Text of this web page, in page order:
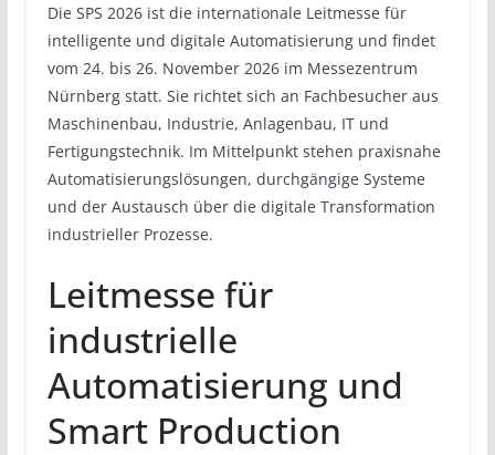
Die SPS 2026 ist die internationale Leitmesse für
intelligente und digitale Automatisierung und findet
vom 24. bis 26. November 2026 im Messezentrum
Nürnberg statt. Sie richtet sich an Fachbesucher aus
Maschinenbau, Industrie, Anlagenbau, IT und
Fertigungstechnik. Im Mittelpunkt stehen praxisnahe
Automatisierungslösungen, durchgängige Systeme
und der Austausch über die digitale Transformation
industrieller Prozesse.
Leitmesse für
industrielle
Automatisierung und
Smart Production